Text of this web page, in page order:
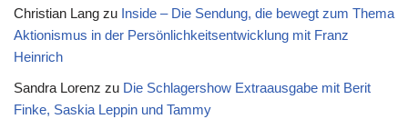
Christian Lang zu Inside – Die Sendung, die bewegt zum Thema
Aktionismus in der Persönlichkeitsentwicklung mit Franz
Heinrich
Sandra Lorenz zu Die Schlagershow Extraausgabe mit Berit
Finke, Saskia Leppin und Tammy